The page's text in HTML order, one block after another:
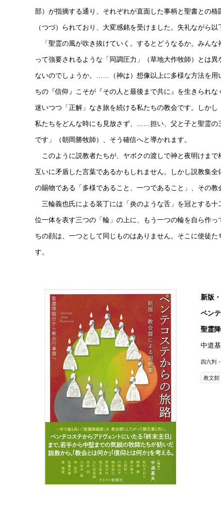
部）が指摘する通り、それぞれが直面した事柄と聖書との
（つづ）られており、大変感銘を受けました。失礼ながら以
「聖霊の風が吹き抜けていく。するとどうなるか。みん
って強要されるような「同調圧力」（草地大作牧師）とは
ないのでしょうか。……（神は）想像以上に多様な方法を
ちの『信仰』こそが『その人と最後まで共に』を生きられ
迷いつつ「正解」なき旅を続ける私たちの教会です。しか
私たちをどんな時にも見放さず、……担い、父と子と聖霊
です」（朝岡勝牧師）、そう確信へと導かれます。
このように説教者たちが、ヤボクの渡しで神と夜明けまで
互いに矛盾した言葉であるかもしれません。しかし説教集
の賜物である「多様であること、一つであること」、その
三輪義也氏による装丁には「炎のような舌」を冠とする
位一体を表す三つの「輪」の上に、もう一つの輪を自ら作
ちの顔は、一つとして同じものはありません。そこに使徒
す。
新版
ペン
聖霊
中道
四六判
教文館